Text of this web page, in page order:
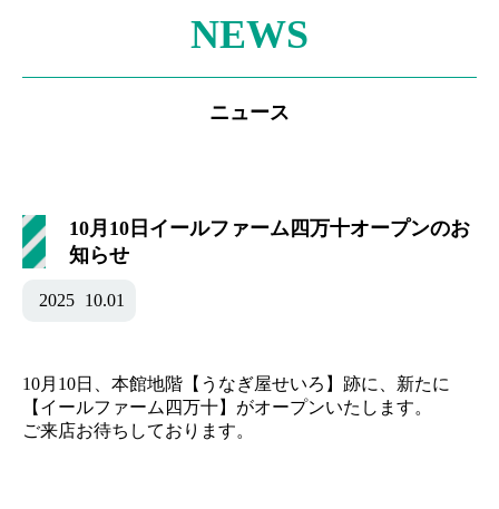
NEWS
ニュース
10月10日イールファーム四万十オープンのお
知らせ
2025 10.01
10月10日、本館地階【うなぎ屋せいろ】跡に、新たに
【イールファーム四万十】がオープンいたします。
ご来店お待ちしております。